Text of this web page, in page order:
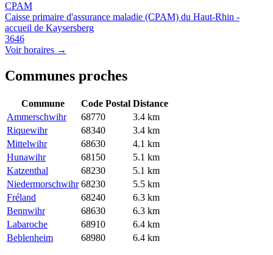
CPAM
Caisse primaire d'assurance maladie (CPAM) du Haut-Rhin -
accueil de Kaysersberg
3646
Voir horaires →
Communes proches
Commune Code Postal Distance
Ammerschwihr
68770
3.4 km
Riquewihr
68340
3.4 km
Mittelwihr
68630
4.1 km
Hunawihr
68150
5.1 km
Katzenthal
68230
5.1 km
Niedermorschwihr 68230
5.5 km
Fréland
68240
6.3 km
Bennwihr
68630
6.3 km
Labaroche
68910
6.4 km
Beblenheim
68980 6.4 km